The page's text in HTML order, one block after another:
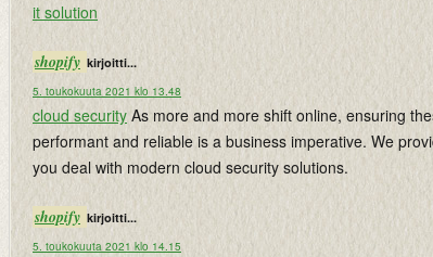
it solution
shopify kirjoitti...
5. toukokuuta 2021 klo 13.48
cloud security As more and more shift online, ensuring
performant and reliable is a business imperative. We
you deal with modern cloud security solutions.
shopify kirjoitti...
5. toukokuuta 2021 klo 14.15